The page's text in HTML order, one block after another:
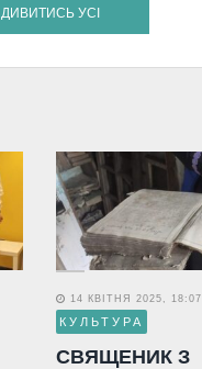
ДИВИТИСЬ УСІ
14 КВІТНЯ 2025, 18:07
КУЛЬТУРА
СВЯЩЕНИК З